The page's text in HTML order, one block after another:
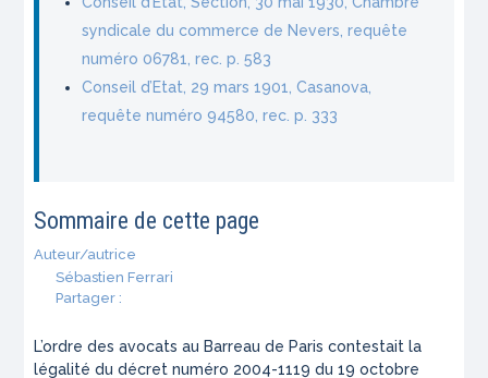
syndicale du commerce de Nevers, requête
numéro 06781, rec. p. 583
Conseil d’Etat, 29 mars 1901, Casanova,
requête numéro 94580, rec. p. 333
Sommaire de cette page
Auteur/autrice
Sébastien Ferrari
Partager :
L’ordre des avocats au Barreau de Paris contestait la
légalité du décret numéro 2004-1119 du 19 octobre